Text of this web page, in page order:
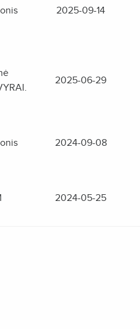
2025-09-14
2025-06-29
2024-09-08
2024-05-25